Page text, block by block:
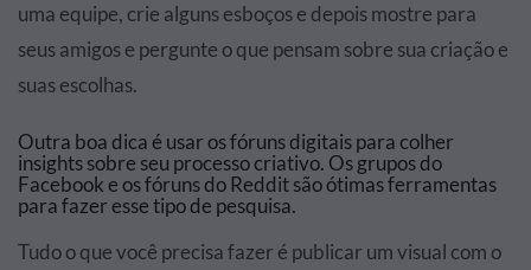
uma equipe, crie alguns esboços e depois mostre para
seus amigos e pergunte o que pensam sobre sua criação e
suas escolhas.
Outra boa dica é usar os fóruns digitais para colher
insights sobre seu processo criativo. Os grupos do
Facebook e os fóruns do Reddit são ótimas ferramentas
para fazer esse tipo de pesquisa.
Tudo o que você precisa fazer é publicar um visual com o